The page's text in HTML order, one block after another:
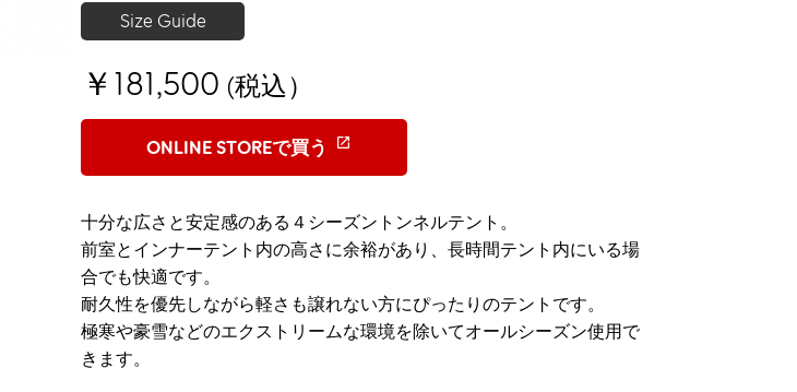
Size Guide
￥181,500 (税込）
ONLINE STOREで買う
十分な広さと安定感のある４シーズントンネルテント。
前室とインナーテント内の高さに余裕があり、長時間テント内にいる場
合でも快適です。
耐久性を優先しながら軽さも譲れない方にぴったりのテントです。
極寒や豪雪などのエクストリームな環境を除いてオールシーズン使用で
きます。